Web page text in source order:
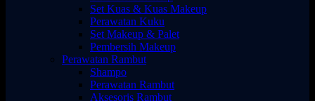
Set Kuas & Kuas Makeup
Perawatan Kuku
Set Makeup & Palet
Pembersih Makeup
Perawatan Rambut
Shampo
Perawatan Rambut
Aksesoris Rambut